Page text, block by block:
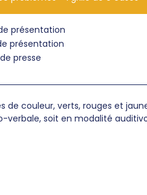
présentation
présentation
presse
de couleur, verts, rouges et
verbale, soit en modalité